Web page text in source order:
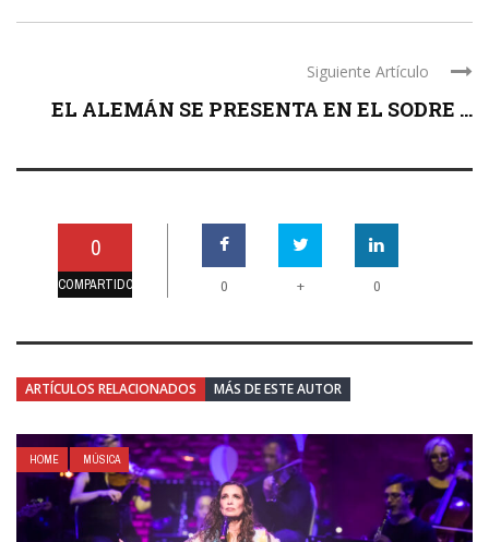
Siguiente Artículo
EL ALEMÁN SE PRESENTA EN EL SODRE ...
0
COMPARTIDO 0 + 0
ARTÍCULOS RELACIONADOS MÁS DE ESTE AUTOR
HOME MÚSICA